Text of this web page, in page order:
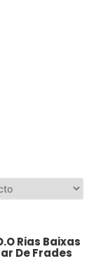
Rias Baixas
De Frades